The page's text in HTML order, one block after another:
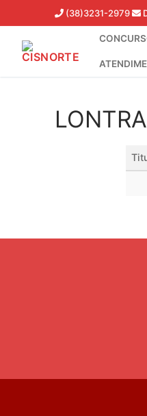
para
conteúdo
(38)3231-2979